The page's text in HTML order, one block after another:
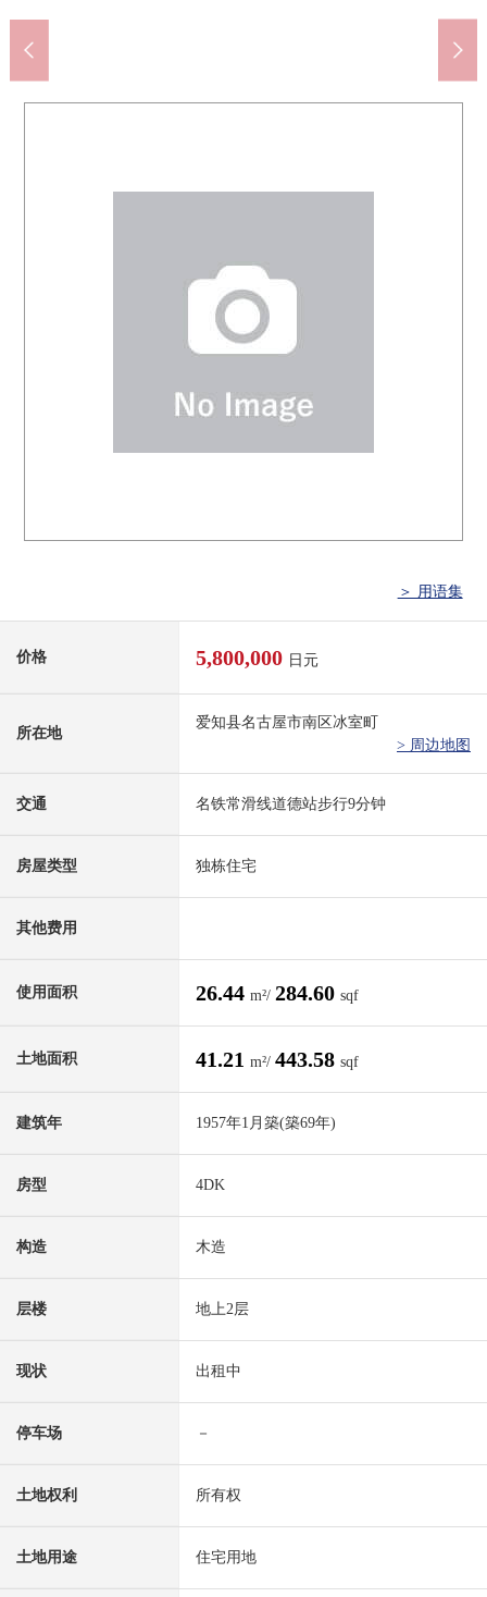
＞ 用语集
价格 5,800,000 日元
所在地
爱知县名古屋市南区冰室町
> 周边地图
交通 名铁常滑线道德站步行9分钟
房屋类型 独栋住宅
其他费用
使用面积 26.44 m²/ 284.60 sqf
土地面积 41.21 m²/ 443.58 sqf
建筑年 1957年1月築(築69年)
房型 4DK
构造 木造
层楼 地上2层
现状 出租中
停车场 －
土地权利 所有权
土地用途 住宅用地